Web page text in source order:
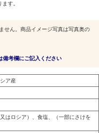
す。
せん。商品イメージ写真は写真奥の
備考欄にご記入ください
ア産
はロシア）、食塩、（一部にさけを